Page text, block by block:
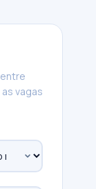
vagas